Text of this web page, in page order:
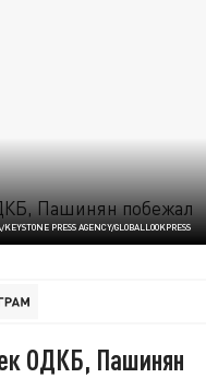
PRESS AGENCY/GLOBALLOOKPRESS
ОДКБ, Пашинян